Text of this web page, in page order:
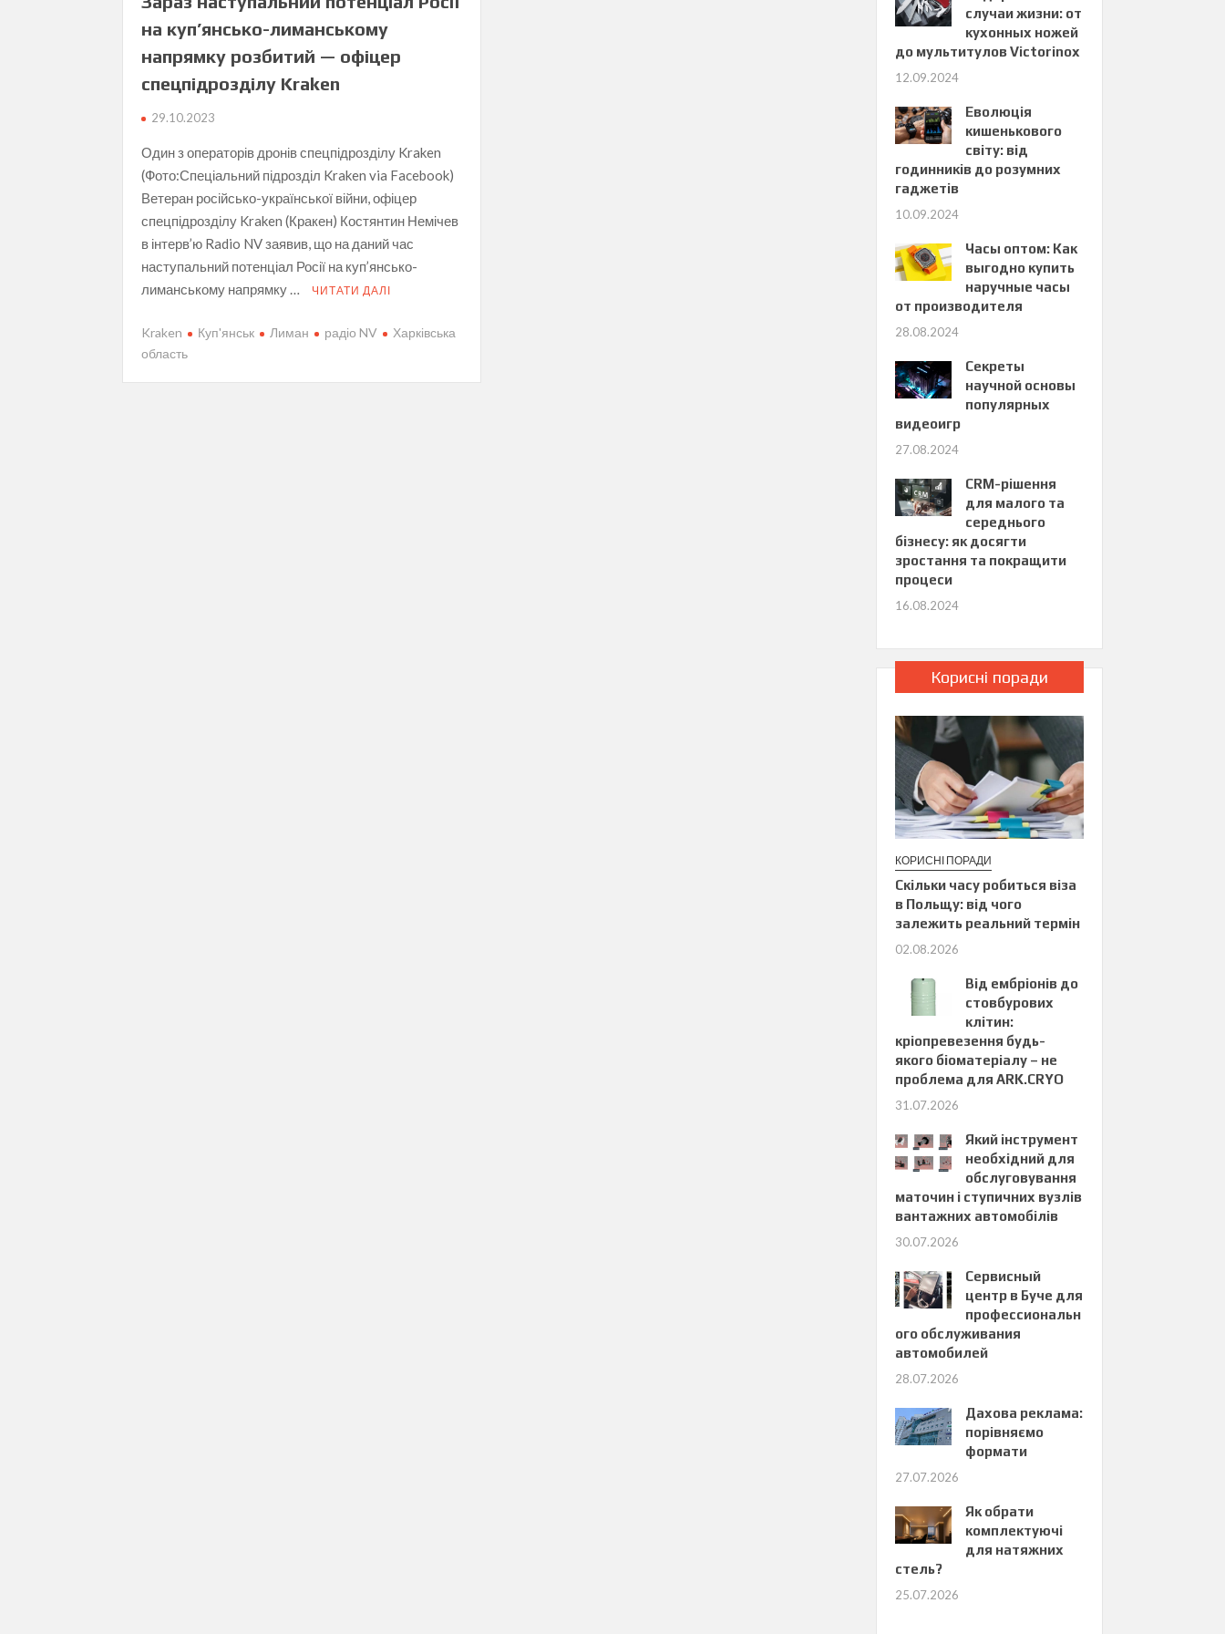
на куп’янсько-лиманському
напрямку розбитий — офіцер
спецпідрозділу Kraken
29.10.2023
Один з операторів дронів спецпідрозділу Kraken
(Фото:Спеціальний підрозділ Kraken via Facebook)
Ветеран російсько-української війни, офіцер
спецпідрозділу Kraken (Кракен) Костянтин Немічев
в інтерв’ю Radio NV заявив, що на даний час
наступальний потенціал Росії на куп’янсько-
лиманському напрямку …
ЧИТАТИ ДАЛІ
Kraken Куп'янськ Лиман радіо NV
Харківська
область
случаи жизни: от
кухонных ножей
до мультитулов Victorinox
12.09.2024
Еволюція
кишенькового
світу: від
годинників до розумних
гаджетів
10.09.2024
Часы оптом: Как
выгодно купить
наручные часы
от производителя
28.08.2024
Секреты
научной основы
популярных
видеоигр
27.08.2024
CRM-рішення
для малого та
середнього
бізнесу: як досягти
зростання та покращити
процеси
16.08.2024
Корисні поради
КОРИСНІ ПОРАДИ
Скільки часу робиться віза
в Польщу: від чого
залежить реальний термін
02.08.2026
Від ембріонів до
стовбурових
клітин:
кріопревезення будь-
якого біоматеріалу – не
проблема для ARK.CRYO
31.07.2026
Який інструмент
необхідний для
обслуговування
маточин і ступичних вузлів
вантажних автомобілів
30.07.2026
Сервисный
центр в Буче для
профессиональн
ого обслуживания
автомобилей
28.07.2026
Дахова реклама:
порівняємо
формати
27.07.2026
Як обрати
комплектуючі
для натяжних
стель?
25.07.2026